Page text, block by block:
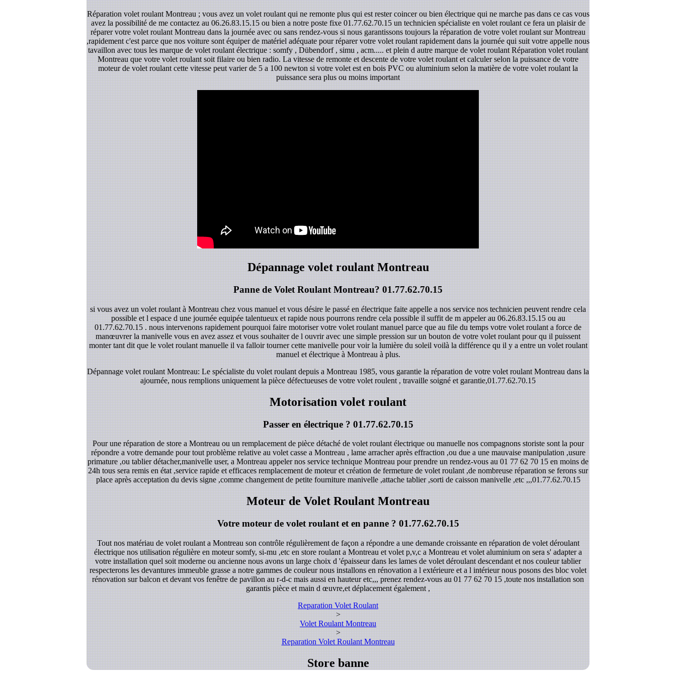
Réparation volet roulant Montreau ; vous avez un volet roulant qui ne remonte plus qui est rester coincer ou bien électrique qui ne marche pas dans ce cas vous
avez la possibilité de me contactez au 06.26.83.15.15 ou bien a notre poste fixe 01.77.62.70.15 un technicien spécialiste en volet roulant ce fera un plaisir de
réparer votre volet roulant Montreau dans la journée avec ou sans rendez-vous si nous garantissons toujours la réparation de votre volet roulant sur Montreau
,rapidement c'est parce que nos voiture sont équiper de matériel adéquate pour réparer votre volet roulant rapidement dans la journée qui suit votre appelle nous
tavaillon avec tous les marque de volet roulant électrique : somfy , Dübendorf , simu , acm..... et plein d autre marque de volet roulant Réparation volet roulant
Montreau que votre volet roulant soit filaire ou bien radio. La vitesse de remonte et descente de votre volet roulant et calculer selon la puissance de votre
moteur de volet roulant cette vitesse peut varier de 5 a 100 newton si votre volet est en bois PVC ou aluminium selon la matière de votre volet roulant la
puissance sera plus ou moins important
Dépannage volet roulant Montreau
Panne de Volet Roulant Montreau?01.77.62.70.15
si vous avez un volet roulant à Montreau chez vous manuel et vous désire le passé en électrique faite appelle a nos service nos technicien peuvent rendre cela
possible et l espace d une journée equipée talentueux et rapide nous pourrons rendre cela possible il suffit de m appeler au 06.26.83.15.15 ou au
01.77.62.70.15 . nous intervenons rapidement pourquoi faire motoriser votre volet roulant manuel parce que au file du temps votre volet roulant a force de
manœuvrer la manivelle vous en avez assez et vous souhaiter de l ouvrir avec une simple pression sur un bouton de votre volet roulant pour qu il puissent
monter tant dit que le volet roulant manuelle il va falloir tourner cette manivelle pour voir la lumière du soleil voilà la différence qu il y a entre un volet roulant
manuel et électrique à Montreau à plus.
Dépannage volet roulant Montreau: Le spécialiste du volet roulant depuis a Montreau 1985, vous garantie la réparation de votre volet roulant Montreau dans la
ajournée, nous remplions uniquement la pièce défectueuses de votre volet roulent , travaille soigné et garantie,01.77.62.70.15
Motorisation volet roulant
Passer en électrique ?01.77.62.70.15
Pour une réparation de store a Montreau ou un remplacement de pièce détaché de volet roulant électrique ou manuelle nos compagnons storiste sont la pour
répondre a votre demande pour tout problème relative au volet casse a Montreau , lame arracher après effraction ,ou due a une mauvaise manipulation ,usure
primature ,ou tablier détacher,manivelle user, a Montreau appeler nos service technique Montreau pour prendre un rendez-vous au 01 77 62 70 15 en moins de
24h tous sera remis en état ,service rapide et efficaces remplacement de moteur et création de fermeture de volet roulant ,de nombreuse réparation se ferons sur
place après acceptation du devis signe ,comme changement de petite fourniture manivelle ,attache tablier ,sorti de caisson manivelle ,etc ,,,01.77.62.70.15
Moteur de Volet Roulant Montreau
Votre moteur de volet roulant et en panne ?01.77.62.70.15
Tout nos matériau de volet roulant a Montreau son contrôle régulièrement de façon a répondre a une demande croissante en réparation de volet déroulant
électrique nos utilisation régulière en moteur somfy, si-mu ,etc en store roulant a Montreau et volet p,v,c a Montreau et volet aluminium on sera s' adapter a
votre installation quel soit moderne ou ancienne nous avons un large choix d 'épaisseur dans les lames de volet déroulant descendant et nos couleur tablier
respecterons les devantures immeuble grasse a notre gammes de couleur nous installons en rénovation a l extérieure et a l intérieur nous posons des bloc volet
rénovation sur balcon et devant vos fenêtre de pavillon au r-d-c mais aussi en hauteur etc,,, prenez rendez-vous au 01 77 62 70 15 ,toute nos installation son
garantis pièce et main d œuvre,et déplacement également ,
Reparation Volet Roulant
>
Volet Roulant Montreau
>
Reparation Volet Roulant Montreau
Store banne